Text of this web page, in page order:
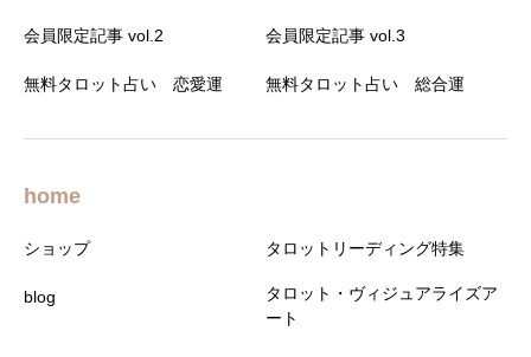
会員限定記事 vol.2 会員限定記事 vol.3
無料タロット占い 恋愛運 無料タロット占い 総合運
home
ショップ タロットリーディング特集
blog
タロット・ヴィジュアライズア
ート